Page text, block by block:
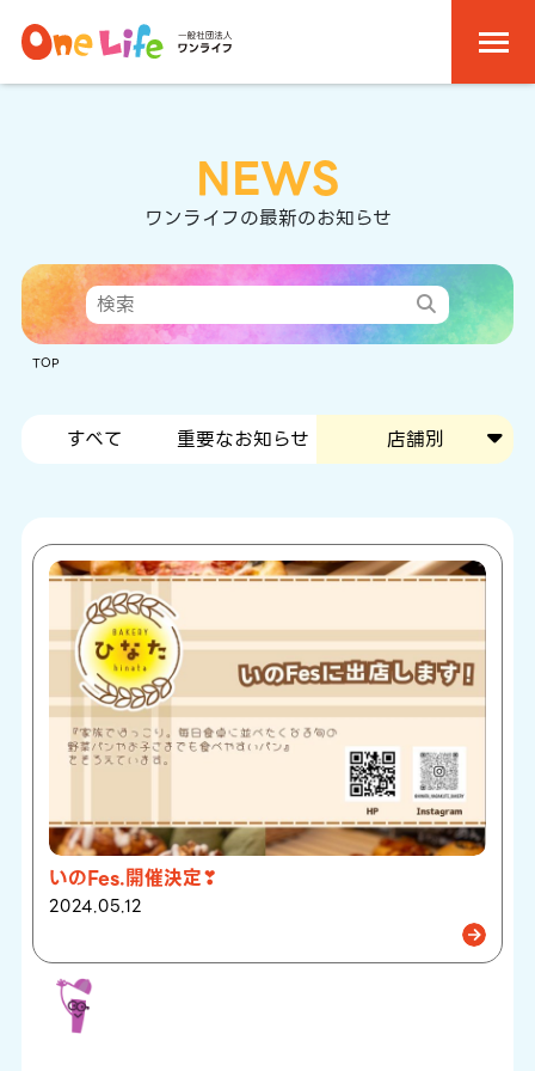
NEWS
ワンライフの最新のお知らせ
TOP
すべて 重要なお知らせ 店舗別
いのFes.開催決定❣
2024.05.12